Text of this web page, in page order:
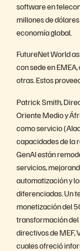
software en
millones de
economía global.
FutureNet World
con sede en
otras. Estos
Patrick Smith,
Oriente Medio y
como servicio
capacidades de la
GenAI están
servicios,
automatización y
diferenciadas. Un
monetización del
transformación del
directivos de MEF,
cuales ofreció